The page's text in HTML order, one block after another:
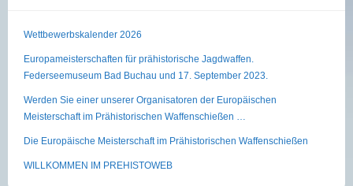
Wettbewerbskalender 2026
Europameisterschaften für prähistorische Jagdwaffen.
Federseemuseum Bad Buchau und 17. September 2023.
Werden Sie einer unserer Organisatoren der Europäischen
Meisterschaft im Prähistorischen Waffenschießen …
Die Europäische Meisterschaft im Prähistorischen Waffenschießen
WILLKOMMEN IM PREHISTOWEB